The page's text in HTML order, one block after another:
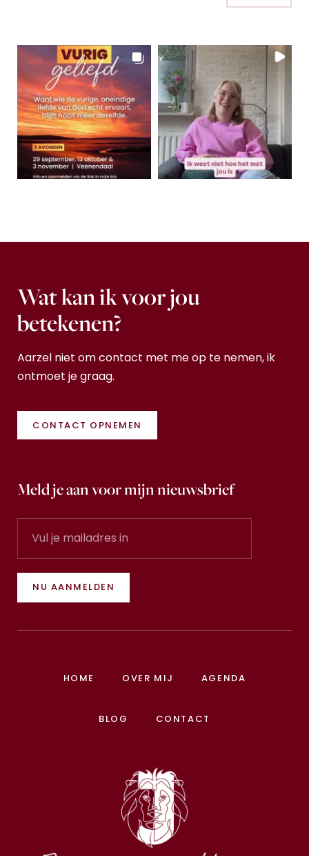
Wat kan ik voor jou
betekenen?
Aarzel niet om contact met me op te nemen, ik
ontmoet je graag.
CONTACT OPNEMEN
Meld je aan voor mijn nieuwsbrief
NU AANMELDEN
HOME OVER MIJ AGENDA
BLOG CONTACT